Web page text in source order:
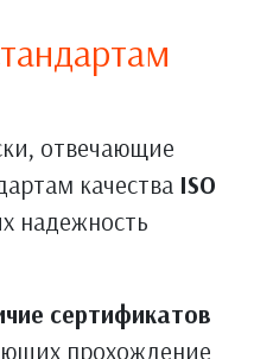
отвечающие
качества ISO
надежность
сертификатов
прохождение